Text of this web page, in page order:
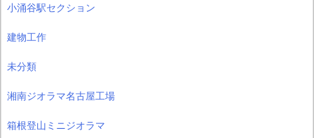
小涌谷駅セクション
建物工作
未分類
湘南ジオラマ名古屋工場
箱根登山ミニジオラマ